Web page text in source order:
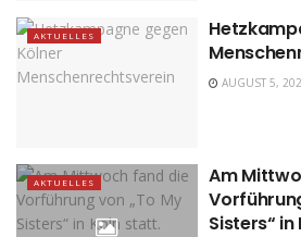
AKTUELLES
AUGUST 5,
AKTUELLES
Am
Sisters“